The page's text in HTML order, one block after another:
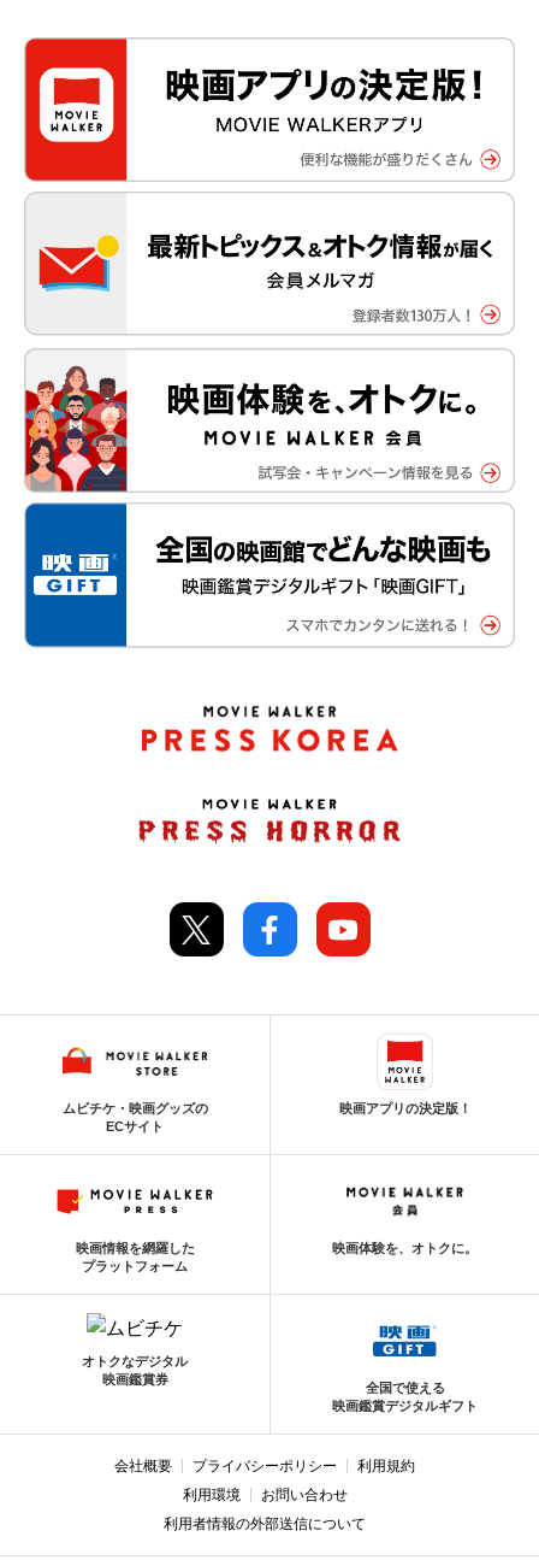
ムビチケ・映画グッズの
ECサイト
映画アプリの決定版！
映画情報を網羅した
プラットフォーム
映画体験を、オトクに。
オトクなデジタル
映画鑑賞券
全国で使える
映画鑑賞デジタルギフト
会社概要 プライバシーポリシー
利用規約
利用環境
お問い合わせ
利用者情報の外部送信について